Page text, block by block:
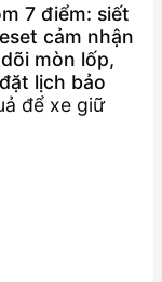
7 điểm: siết
cảm nhận
mòn lốp,
lịch bảo
để xe giữ